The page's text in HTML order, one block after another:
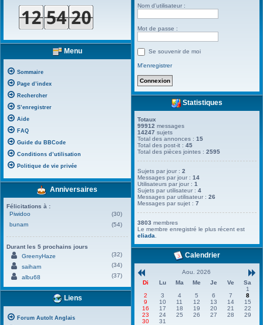
Menu
Sommaire
Page d’index
Rechercher
S’enregistrer
Aide
FAQ
Guide du BBCode
Conditions d’utilisation
Politique de vie privée
Anniversaires
Félicitations à :
Piwidoo
(30)
bunam
(54)
Durant les 5 prochains jours
GreenyHaze
(32)
saiham
(34)
albu68
(37)
Liens
Forum AutoIt Anglais
Nom d’utilisateur :
Mot de passe :
Se souvenir de moi
M’enregistrer
Statistiques
Totaux
99912 messages
14247 sujets
Total des annonces :15
Total des post-it :45
Total des pièces jointes :2595
Sujets par jour :2
Messages par jour :14
Utilisateurs par jour :1
Sujets par utilisateur :4
Messages par utilisateur :26
Messages par sujet :7
3803 membres
Le membre enregistré le plus récent est
eliada
Calendrier
Aou. 2026
Di
Lu Ma Me Je Ve
Sa
1
2
3 4 5 6 7
8
9
10 11 12 13 14
15
16
17 18 19 20 21
22
23
24 25 26 27 28
29
30
31